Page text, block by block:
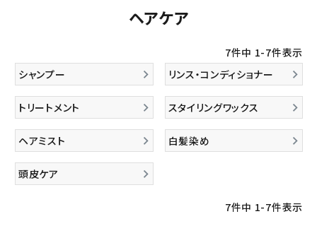
新商品
カテゴリーから探す
美容・コスメ・香水
衛生用品
ヘアケア
7件中 1-7件表示
シャンプー
リンス・コンディショナー
トリートメント スタイリングワックス
ヘアミスト 白髪染め
頭皮ケア
7件中 1-7件表示